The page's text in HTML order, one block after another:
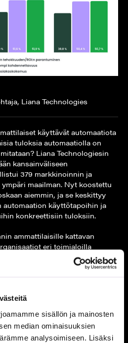
sisällön ja mainosten
median ominaisuuksien
analysoimiseen. Lisäksi
Liana Technologies
käyttävät automaatiota
tuloksia automaatiolla on
Liana Technologiesin
kansainväliseen
379 markkinoinnin ja
maailman. Nyt koostettu
aiemmin, ja se keskittyy
käyttötapoihin ja
konkreettisiin tuloksiin.
ammattilaisille kattavan
eri toimialoilla
automaatiota liiketoimintansa
tulokset antavat
automaation tason ja
automaation käyttäjät
kampanjoita, joista
sitouttamiseen ja liidien